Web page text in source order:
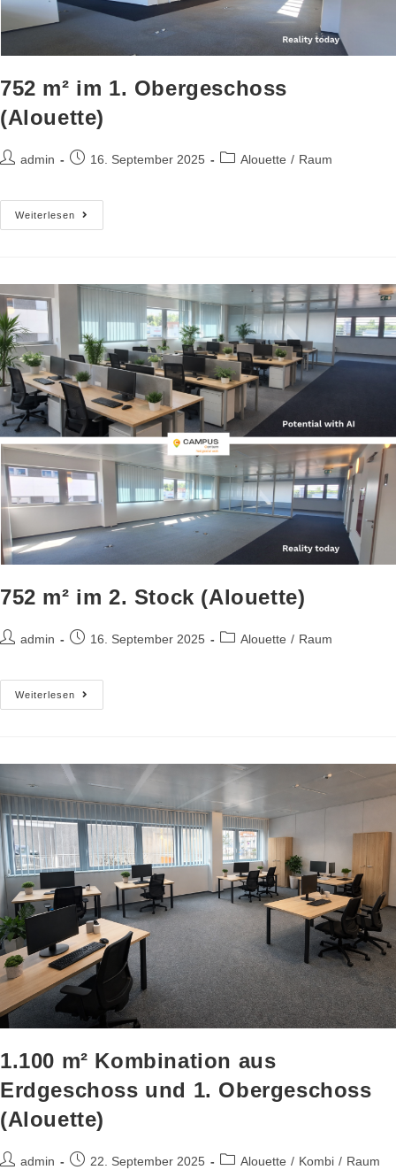
752 m² im 1. Obergeschoss
(Alouette)
admin 16. September 2025 Alouette / Raum
Weiterlesen
752 m² im 2. Stock (Alouette)
admin 16. September 2025 Alouette / Raum
Weiterlesen
1.100 m² Kombination aus
Erdgeschoss und 1. Obergeschoss
(Alouette)
admin 22. September 2025 Alouette / Kombi / Raum